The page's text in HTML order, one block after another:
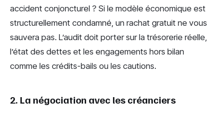
accident conjoncturel ? Si le modèle économique est
structurellement condamné, un rachat gratuit ne vous
sauvera pas. L’audit doit porter sur la trésorerie réelle,
l’état des dettes et les engagements hors bilan
comme les crédits-bails ou les cautions.
2. La négociation avec les créanciers